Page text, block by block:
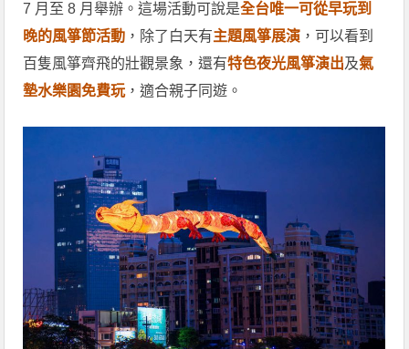
7 月至 8 月舉辦。這場活動可說是全台唯一可從早玩到
晚的風箏節活動 ，除了白天有主題風箏展演 ，可以看到
百隻風箏齊飛的壯觀景象，還有特色夜光風箏演出及氣
墊水樂園免費玩，適合親子同遊。